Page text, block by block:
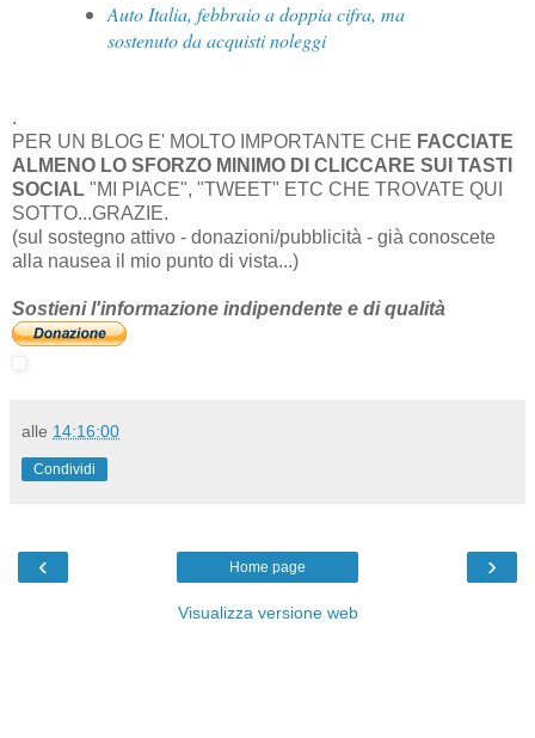
Auto Italia, febbraio a doppia cifra, ma
sostenuto da acquisti noleggi
.
PER UN BLOG E' MOLTO IMPORTANTE CHE FACCIATE
ALMENO LO SFORZO MINIMO DI CLICCARE SUI TASTI
SOCIAL "MI PIACE", "TWEET" ETC CHE TROVATE QUI
SOTTO...GRAZIE.
(sul sostegno attivo - donazioni/pubblicità - già conoscete
alla nausea il mio punto di vista...)
Sostieni l'informazione indipendente e di qualità
alle 14:16:00
Condividi
‹ ›
Home page
Visualizza versione web